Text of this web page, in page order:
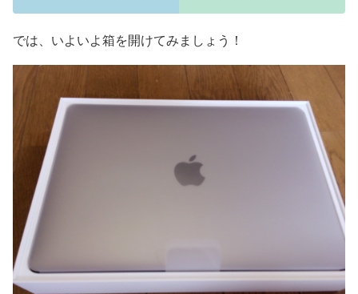
では、いよいよ箱を開けてみましょう！